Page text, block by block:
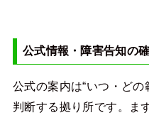
公式情報・障害告知の
公式の案内は“いつ・ど
判断する拠り所です。ま